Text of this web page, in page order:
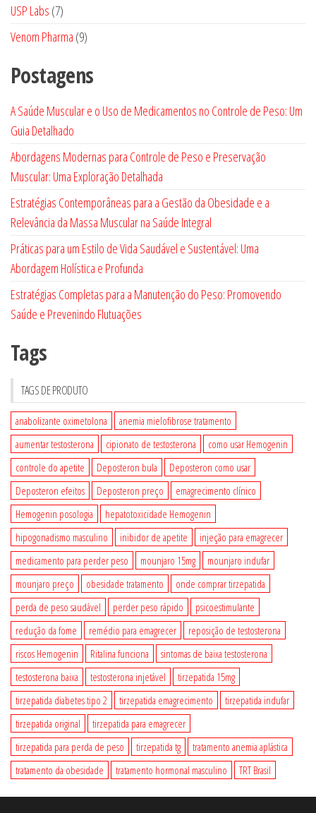
USP Labs 77
produtos
Venom Pharma 99
Postagens
A Saúde Muscular e o Uso de Medicamentos no Controle de Peso: Um
Guia Detalhado
Abordagens Modernas para Controle de Peso e Preservação
Muscular: Uma Exploração Detalhada
Estratégias Contemporâneas para a Gestão da Obesidade e a
Relevância da Massa Muscular na Saúde Integral
Práticas para um Estilo de Vida Saudável e Sustentável: Uma
Abordagem Holística e Profunda
Estratégias Completas para a Manutenção do Peso: Promovendo
Saúde e Prevenindo Flutuações
Tags
TAGS DE PRODUTO
anabolizante oximetolona
anemia mielofibrose tratamento
aumentar testosterona
cipionato de testosterona
como usar Hemogenin
controle do apetite
Deposteron bula
Deposteron como usar
Deposteron efeitos
Deposteron preço
emagrecimento clínico
Hemogenin posologia
hepatotoxicidade Hemogenin
hipogonadismo masculino
inibidor de apetite
injeção para emagrecer
medicamento para perder peso
mounjaro 15mg
mounjaro indufar
mounjaro preço
obesidade tratamento
onde comprar tirzepatida
perda de peso saudável
perder peso rápido
psicoestimulante
redução da fome
remédio para emagrecer
reposição de testosterona
riscos Hemogenin
Ritalina funciona
sintomas de baixa testosterona
testosterona baixa
testosterona injetável
tirzepatida 15mg
tirzepatida diabetes tipo 2
tirzepatida emagrecimento
tirzepatida indufar
tirzepatida original
tirzepatida para emagrecer
tirzepatida para perda de peso
tirzepatida tg
tratamento anemia aplástica
tratamento da obesidade
tratamento hormonal masculino TRT Brasil